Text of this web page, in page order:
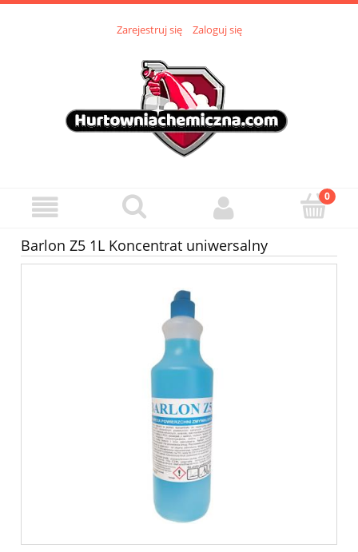
Zarejestruj się Zaloguj się
Barlon Z5 1L Koncentrat uniwersalny